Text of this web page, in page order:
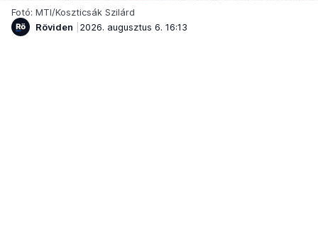
Fotó: MTI/Koszticsák Szilárd
Röviden
2026. augusztus 6. 16:13